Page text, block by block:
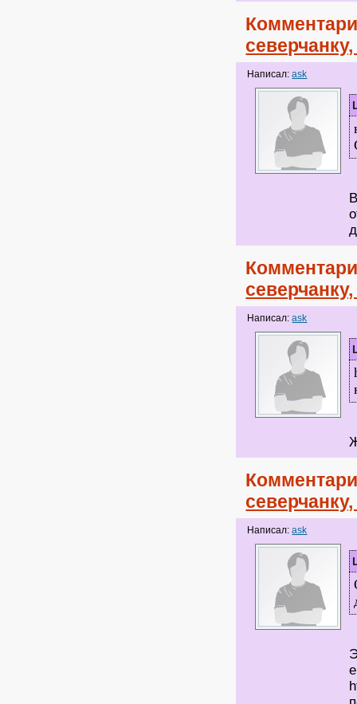
Написал:ask
Написал:ask
Написал:ask